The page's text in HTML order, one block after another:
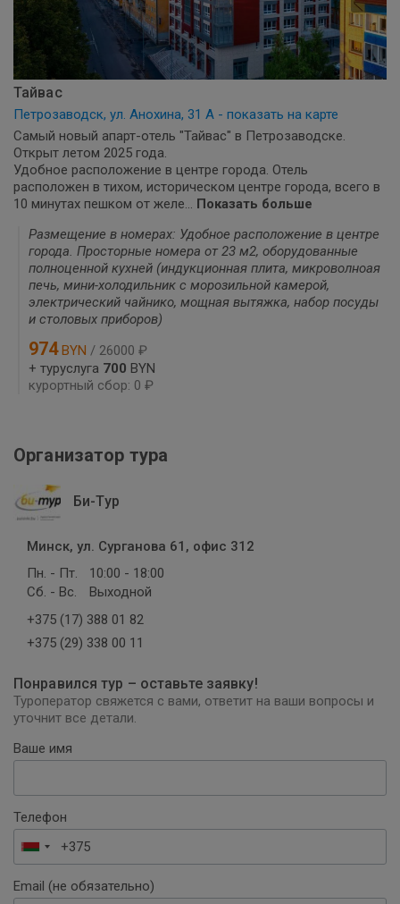
Тайвас
Петрозаводск, ул. Анохина, 31 А - показать на карте
Самый новый апарт-отель "Тайвас" в Петрозаводске.
Открыт летом 2025 года.
Удобное расположение в центре города. Отель
расположен в тихом, историческом центре города, всего в
10 минутах пешком от желе... Показать больше
Размещение в номерах: Удобное расположение в центре
города. Просторные номера от 23 м2, оборудованные
полноценной кухней (индукционная плита, микроволноая
печь, мини-холодильник с морозильной камерой,
электрический чайнико, мощная вытяжка, набор посуды
и столовых приборов)
974BYN / 26000 ₽
+ туруслуга 700 BYN
курортный сбор: 0 ₽
Организатор тура
Би-Тур
Минск, ул. Сурганова 61, офис 312
Пн. - Пт.
10:00 - 18:00
Сб. - Вс.
Выходной
+375 (17) 388 01 82
+375 (29) 338 00 11
Понравился тур – оставьте заявку!
Туроператор свяжется с вами, ответит на ваши вопросы и
уточнит все детали.
Ваше имя
Телефон
Беларусь
+375
Email (не обязательно)